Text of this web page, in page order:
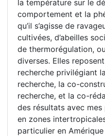
la température sur le
comportement et la
qu’il s’agisse de
cultivées, d’abeilles
de thermorégulation,
diverses. Elles
recherche privilégiant
recherche, la co-
recherche, et la co-
des résultats avec
en zones
particulier en